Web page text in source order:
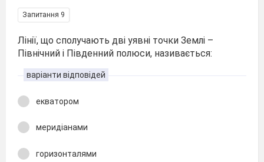
Запитання 9
Лінії, що сполучають дві уявні точки Землі –
Північний і Південний полюси, називається:
варіанти відповідей
екватором
меридіанами
горизонталями